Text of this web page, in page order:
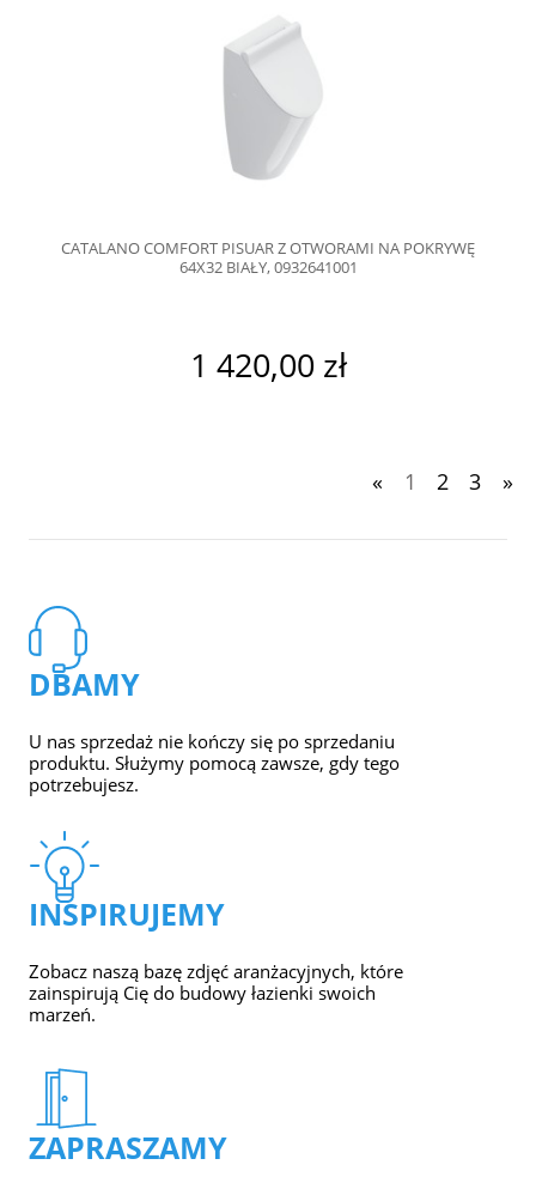
CATALANO COMFORT PISUAR Z OTWORAMI NA POKRYWĘ
64X32 BIAŁY, 0932641001
1 420,00 zł
« 1 2 3 »
DBAMY
U nas sprzedaż nie kończy się po sprzedaniu
produktu. Służymy pomocą zawsze, gdy tego
potrzebujesz.
INSPIRUJEMY
Zobacz naszą bazę zdjęć aranżacyjnych, które
zainspirują Cię do budowy łazienki swoich
marzeń.
ZAPRASZAMY